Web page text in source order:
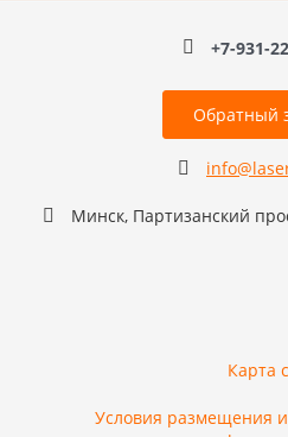
+7-931-
Обратный
Минск, Партизанский
Карта
Условия размещения